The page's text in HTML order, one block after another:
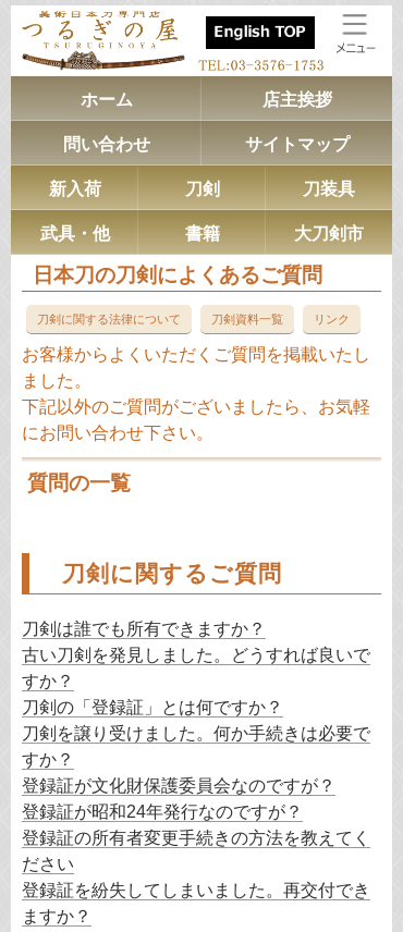
ホーム 店主挨拶
問い合わせ サイトマップ
新入荷 刀剣 刀装具
武具・他 書籍 大刀剣市
日本刀の刀剣によくあるご質問
刀剣に関する法律について 刀剣資料一覧 リンク
お客様からよくいただくご質問を掲載いたし
ました。
下記以外のご質問がございましたら、お気軽
にお問い合わせ下さい。
質問の一覧
刀剣に関するご質問
刀剣は誰でも所有できますか？
古い刀剣を発見しました。どうすれば良いで
すか？
刀剣の「登録証」とは何ですか？
刀剣を譲り受けました。何か手続きは必要で
すか？
登録証が文化財保護委員会なのですが？
登録証が昭和24年発行なのですが？
登録証の所有者変更手続きの方法を教えてく
ださい
登録証を紛失してしまいました。再交付でき
ますか？